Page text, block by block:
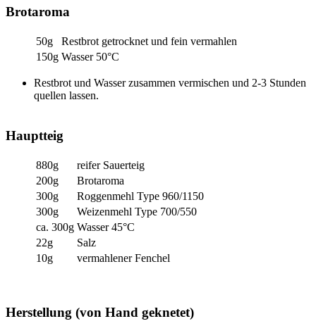
Brotaroma
50g
Restbrot getrocknet und fein vermahlen
150g Wasser 50°C
Restbrot und Wasser zusammen vermischen und 2-3 Stunden
quellen lassen.
Hauptteig
880g
reifer Sauerteig
200g
Brotaroma
300g
Roggenmehl Type 960/1150
300g
Weizenmehl Type 700/550
ca. 300g Wasser 45°C
22g
Salz
10g
vermahlener Fenchel
Herstellung (von Hand geknetet)